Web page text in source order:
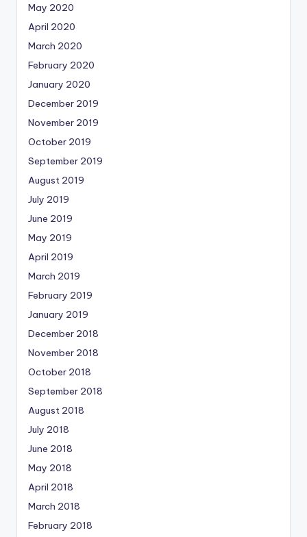
May 2020
April 2020
March 2020
February 2020
January 2020
December 2019
November 2019
October 2019
September 2019
August 2019
July 2019
June 2019
May 2019
April 2019
March 2019
February 2019
January 2019
December 2018
November 2018
October 2018
September 2018
August 2018
July 2018
June 2018
May 2018
April 2018
March 2018
February 2018